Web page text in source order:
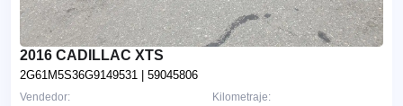
2016 CADILLAC XTS
2G61M5S36G9149531 | 59045806
Kilometraje:
Vendedor: